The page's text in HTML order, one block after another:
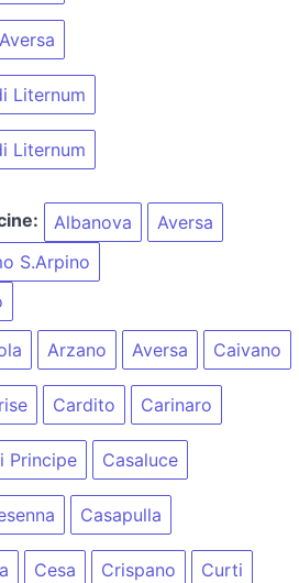
Liternum
Liternum
Albanova
Aversa
S.Arpino
Arzano Aversa Caivano
Cardito Carinaro
Principe Casaluce
Casapulla
Cesa Crispano Curti